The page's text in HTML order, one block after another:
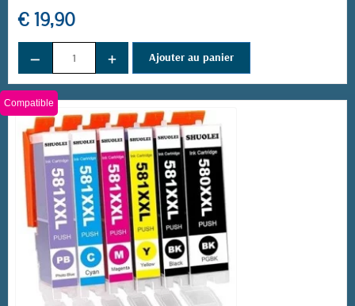
€ 19,90
− + Ajouter au panier
Compatible